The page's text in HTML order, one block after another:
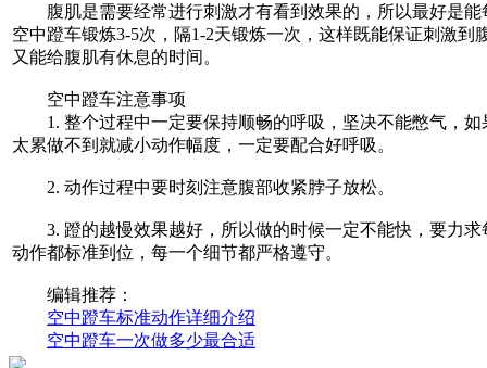
腹肌是需要经常进行刺激才有看到效果的，所以最好是能
空中蹬车锻炼3-5次，隔1-2天锻炼一次，这样既能保证刺激到
又能给腹肌有休息的时间。
空中蹬车注意事项
1. 整个过程中一定要保持顺畅的呼吸，坚决不能憋气，如
太累做不到就减小动作幅度，一定要配合好呼吸。
2. 动作过程中要时刻注意腹部收紧脖子放松。
3. 蹬的越慢效果越好，所以做的时候一定不能快，要力求
动作都标准到位，每一个细节都严格遵守。
编辑推荐：
空中蹬车标准动作详细介绍
空中蹬车一次做多少最合适